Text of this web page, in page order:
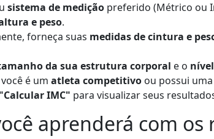
sistema de medição preferido (Métrico ou
e peso.
forneça suas medidas de cintura e
da sua estrutura corporal e o
é um atleta competitivo ou possui uma
"Calcular IMC" para visualizar seus
aprenderá com os